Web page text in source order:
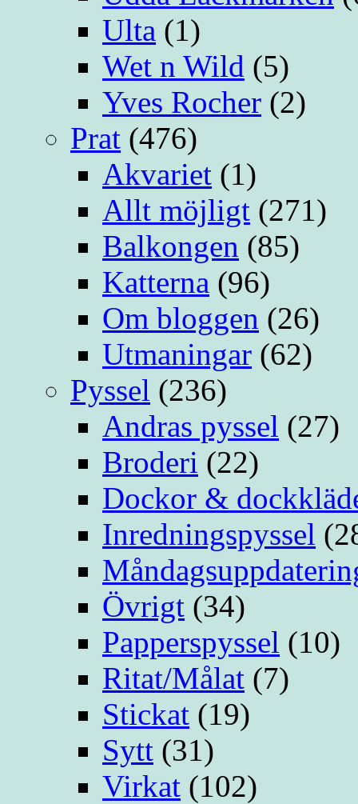
Ulta (1)
Wet n Wild (5)
Yves Rocher (2)
Prat (476)
Akvariet (1)
Allt möjligt (271)
Balkongen (85)
Katterna (96)
Om bloggen (26)
Utmaningar (62)
Pyssel (236)
Andras pyssel (27)
Broderi (22)
Dockor &
Inredningspyssel
Övrigt (34)
Papperspyssel (10)
Ritat/Målat (7)
Stickat (19)
Sytt (31)
Virkat (102)